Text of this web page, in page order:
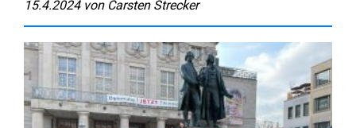
15.4.2024 von Carsten Strecker